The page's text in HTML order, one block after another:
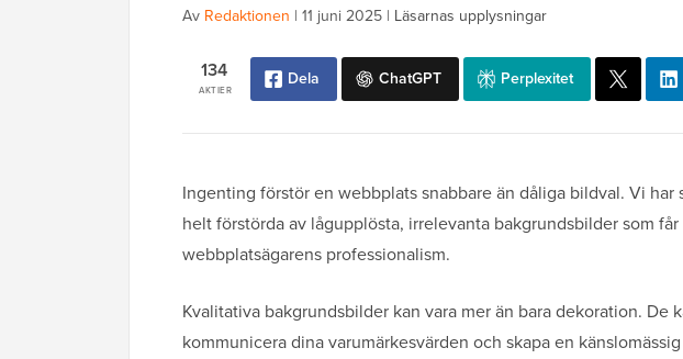
Av Redaktionen | 11 juni 2025 | Läsarnas upplysningar
AKTIER
134 Dela ChatGPT Perplexitet
Ingenting förstör en webbplats snabbare än dåliga bildval. Vi har
helt förstörda av lågupplösta, irrelevanta bakgrundsbilder som
webbplatsägarens professionalism.
Kvalitativa bakgrundsbilder kan vara mer än bara dekoration. De
kommunicera dina varumärkesvärden och skapa en